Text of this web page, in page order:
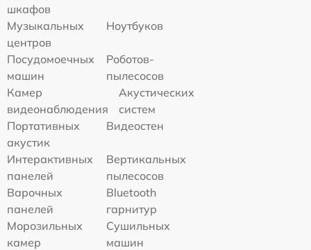
шкафов
Музыкальных
центров
Ноутбуков
Посудомоечных
машин
Роботов-
пылесосов
Камер
видеонаблюдения
Акустических
систем
Портативных
акустик
Видеостен
Интерактивных
панелей
Вертикальных
пылесосов
Варочных
панелей
Bluetooth
гарнитур
Морозильных
камер
Сушильных
машин